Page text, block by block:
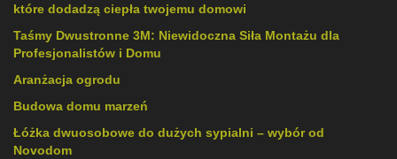
które dodadzą ciepła twojemu domowi
Taśmy Dwustronne 3M: Niewidoczna Siła Montażu dla
Profesjonalistów i Domu
Aranżacja ogrodu
Budowa domu marzeń
Łóżka dwuosobowe do dużych sypialni – wybór od
Novodom